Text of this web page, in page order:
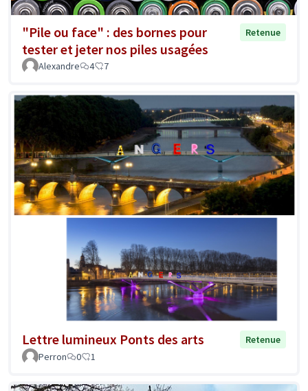
"Pile ou face" : des bornes pour
tester et jeter nos piles usagées
Retenue
Alexandre 4 7
Lettre lumineux Ponts des arts
Retenue
Perron
0 1